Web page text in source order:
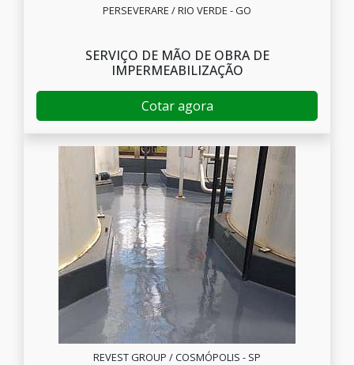
PERSEVERARE / RIO VERDE - GO
SERVIÇO DE MÃO DE OBRA DE
IMPERMEABILIZAÇÃO
Cotar agora
REVEST GROUP / COSMÓPOLIS - SP